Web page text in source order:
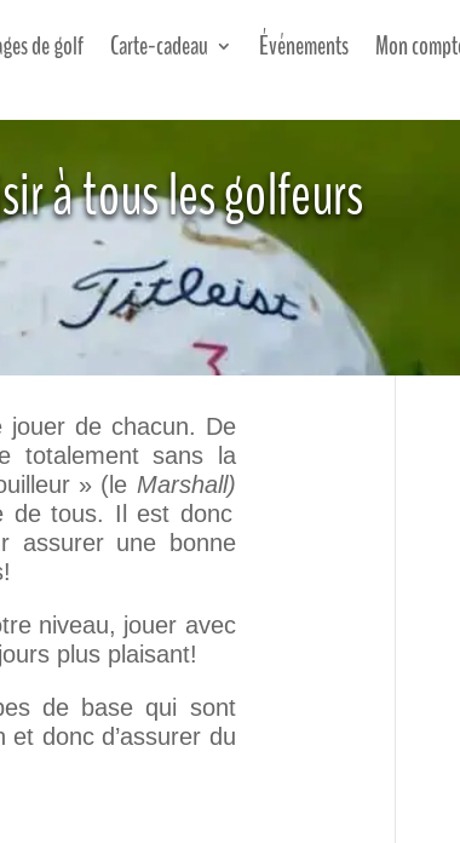
de golf Carte-cadeau Événements Mon
à tous les golfeurs
jouer de chacun. De
totalement sans la
» (le Marshall)
de tous. Il est donc
assurer une bonne
niveau, jouer avec
plus plaisant!
de base qui sont
donc d’assurer du